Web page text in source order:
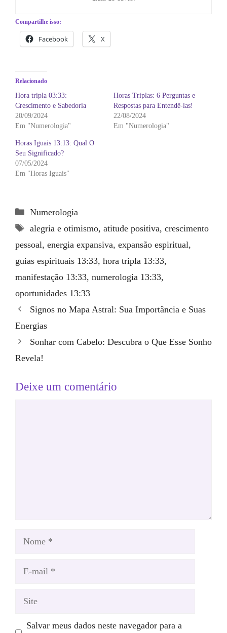
Compartilhe isso:
Facebook X
Relacionado
Hora tripla 03:33:
Crescimento e Sabedoria
20/09/2024
Em "Numerologia"
Horas Triplas: 6 Perguntas e
Respostas para Entendê-las!
22/08/2024
Em "Numerologia"
Horas Iguais 13:13: Qual O
Seu Significado?
07/05/2024
Em "Horas Iguais"
Categorias
Numerologia
Tags
alegria e otimismo, atitude positiva, crescimento
pessoal, energia expansiva, expansão espiritual,
guias espirituais 13:33, hora tripla 13:33,
manifestação 13:33, numerologia 13:33,
oportunidades 13:33
Signos no Mapa Astral: Sua Importância e Suas
Energias
Sonhar com Cabelo: Descubra o Que Esse Sonho
Revela!
Deixe um comentário
Salvar meus dados neste navegador para a